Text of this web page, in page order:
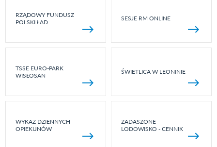
RZĄDOWY FUNDUSZ
POLSKI ŁAD
SESJE RM ONLINE
TSSE EURO-PARK
WISŁOSAN
ŚWIETLICA W LEONINIE
WYKAZ DZIENNYCH
OPIEKUNÓW
ZADASZONE
LODOWISKO - CENNIK